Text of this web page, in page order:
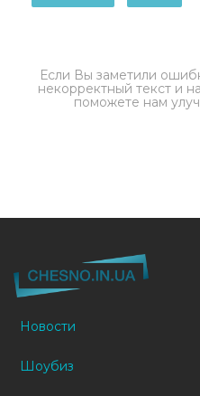
Если Вы заметили
некорректный текст и
поможете нам
Новости
Шоубиз